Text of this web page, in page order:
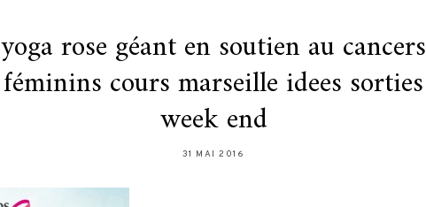
yoga rose géant en soutien au cancers
féminins cours marseille idees sorties
week end
31 MAI 2016